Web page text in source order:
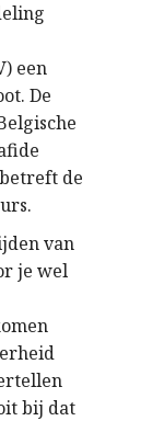
een
De
de
van
je wel
bij dat